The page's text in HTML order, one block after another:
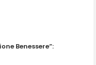
Benessere”: